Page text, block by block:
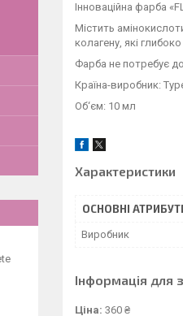
Інноваційна фарба
Містить
колагену, які
Фарба не потребує
Країна-виробник:
Об‘єм: 10 мл
Характеристики
ОСНОВНІ
Виробник
Інформація для
Ціна: 360 ₴